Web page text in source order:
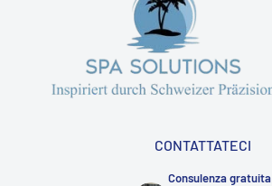
CONTATTATECI
Consulenza gratuita